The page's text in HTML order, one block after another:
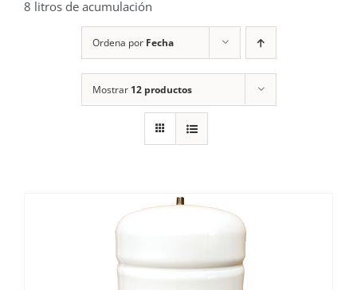
8 litros de acumulación
Ordena por Fecha
Mostrar 12 productos